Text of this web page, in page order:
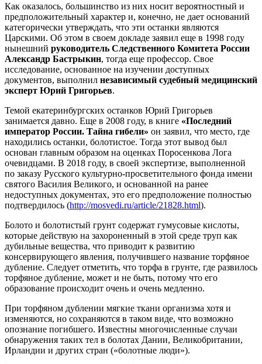
Как оказалось, большинство из них носит вероятностный и
предположительный характер и, конечно, не дает оснований
категорически утверждать, что эти останки являются
Царскими. Об этом в своем докладе заявил еще в 1998 году
нынешний руководитель Следственного Комитета России
Александр Бастрыкин, тогда еще профессор. Свое
исследование, основанное на изучении доступных
документов, выполнил независимый судебный медицинский
эксперт Юрий Григорьев.
Темой екатеринбургских останков Юрий Григорьев
занимается давно. Еще в 2008 году, в книге «Последний
император России. Тайна гибели» он заявил, что место, где
находились останки, болотистое. Тогда этот вывод был
основан главным образом на оценках Поросенкова Лога
очевидцами. В 2018 году, в своей экспертизе, выполненной
по заказу Русского культурно-просветительного фонда имени
святого Василия Великого, и основанной на ранее
недоступных документах, это его предположение полностью
подтвердилось (http://mosvedi.ru/article/21828.html).
Болото и болотистый грунт содержат гумусовые кислоты,
которые действую на захороненный в этой среде труп как
дубильные вещества, что приводит к развитию
консервирующего явления, получившего название торфяное
дубление. Следует отметить, что торфа в грунте, где развилось
торфяное дубление, может и не быть, потому что его
образование происходит очень и очень медленно.
При торфяном дублении мягкие ткани организма хотя и
изменяются, но сохраняются в таком виде, что возможно
опознание погибшего. Известны многочисленные случаи
обнаружения таких тел в болотах Дании, Великобритании,
Ирландии и других стран («болотные люди»).